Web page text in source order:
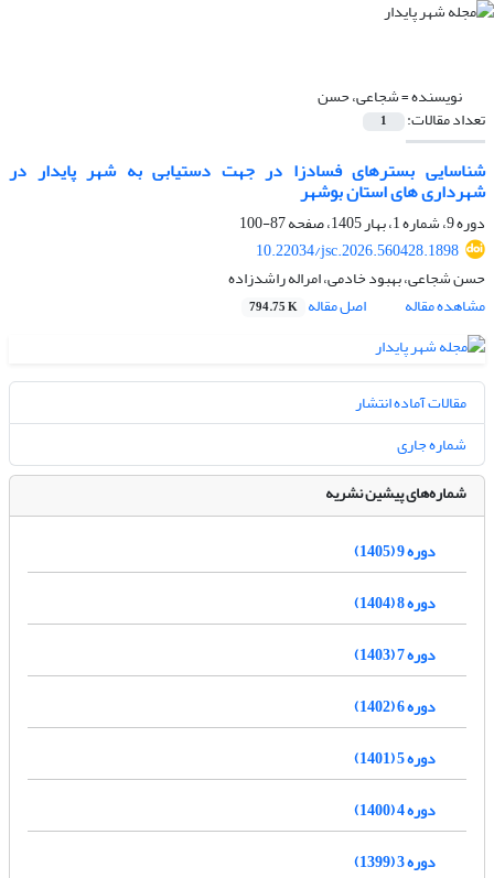
نویسنده =شجاعی، حسن
تعداد مقالات: 1
شناسایی بسترهای فسادزا در جهت دستیابی به شهر پایدار در
شهرداری های استان بوشهر
دوره 9، شماره 1، بهار 1405، صفحه
87-100
10.22034/jsc.2026.560428.1898
حسن شجاعی، بهبود خادمی، امراله راشدزاده
مشاهده مقاله
اصل مقاله 794.75 K
مقالات آماده انتشار
شماره جاری
شماره‌های پیشین نشریه
دوره 9 (1405)
دوره 8 (1404)
دوره 7 (1403)
دوره 6 (1402)
دوره 5 (1401)
دوره 4 (1400)
دوره 3 (1399)